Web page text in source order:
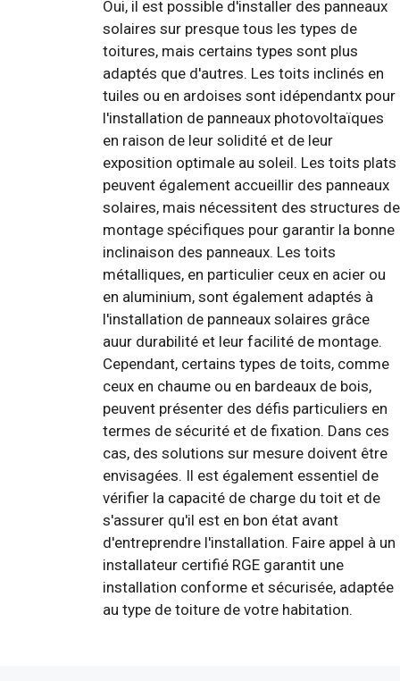
Oui, il est possible d'installer des panneaux
solaires sur presque tous les types de
toitures, mais certains types sont plus
adaptés que d'autres. Les toits inclinés en
tuiles ou en ardoises sont idépendantx pour
l'installation de panneaux photovoltaïques
en raison de leur solidité et de leur
exposition optimale au soleil. Les toits plats
peuvent également accueillir des panneaux
solaires, mais nécessitent des structures de
montage spécifiques pour garantir la bonne
inclinaison des panneaux. Les toits
métalliques, en particulier ceux en acier ou
en aluminium, sont également adaptés à
l'installation de panneaux solaires grâce
auur durabilité et leur facilité de montage.
Cependant, certains types de toits, comme
ceux en chaume ou en bardeaux de bois,
peuvent présenter des défis particuliers en
termes de sécurité et de fixation. Dans ces
cas, des solutions sur mesure doivent être
envisagées. Il est également essentiel de
vérifier la capacité de charge du toit et de
s'assurer qu'il est en bon état avant
d'entreprendre l'installation. Faire appel à un
installateur certifié RGE garantit une
installation conforme et sécurisée, adaptée
au type de toiture de votre habitation.